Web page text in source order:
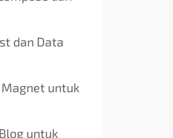
dan Data
Magnet untuk
untuk